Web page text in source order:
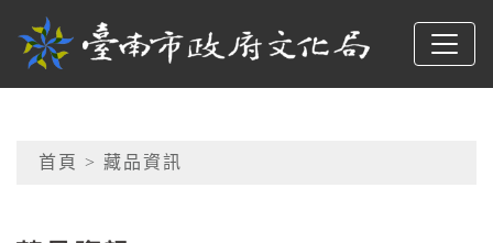
臺南市政府文化局
網頁導覽
首頁 > 藏品資訊